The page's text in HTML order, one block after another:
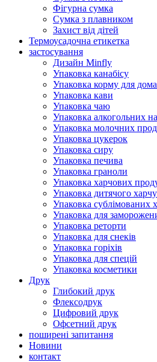
Фігурна сумка
Сумка з плавником
Захист від дітей
Термоусадочна етикетка
застосування
Дизайн Minfly
Упаковка канабісу
Упаковка корму для
Упаковка кави
Упаковка чаю
Упаковка алкогольних
Упаковка молочних
Упаковка цукерок
Упаковка сиру
Упаковка печива
Упаковка граноли
Упаковка харчових
Упаковка дитячого
Упаковка сублімованих
Упаковка для
Упаковка реторти
Упаковка для снеків
Упаковка горіхів
Упаковка для спецій
Упаковка косметики
Друк
Глибокий друк
Флексодрук
Цифровий друк
Офсетний друк
поширені запитання
Новини
контакт